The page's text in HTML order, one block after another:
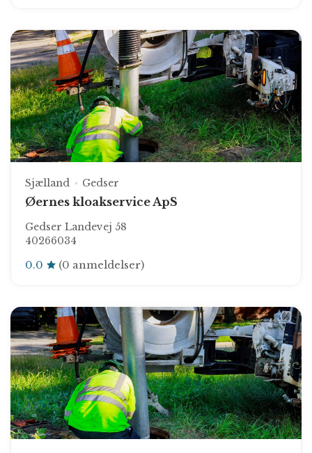
Sjælland Gedser
Øernes kloakservice ApS
Gedser Landevej 58
40266034
0.0 (0 anmeldelser)